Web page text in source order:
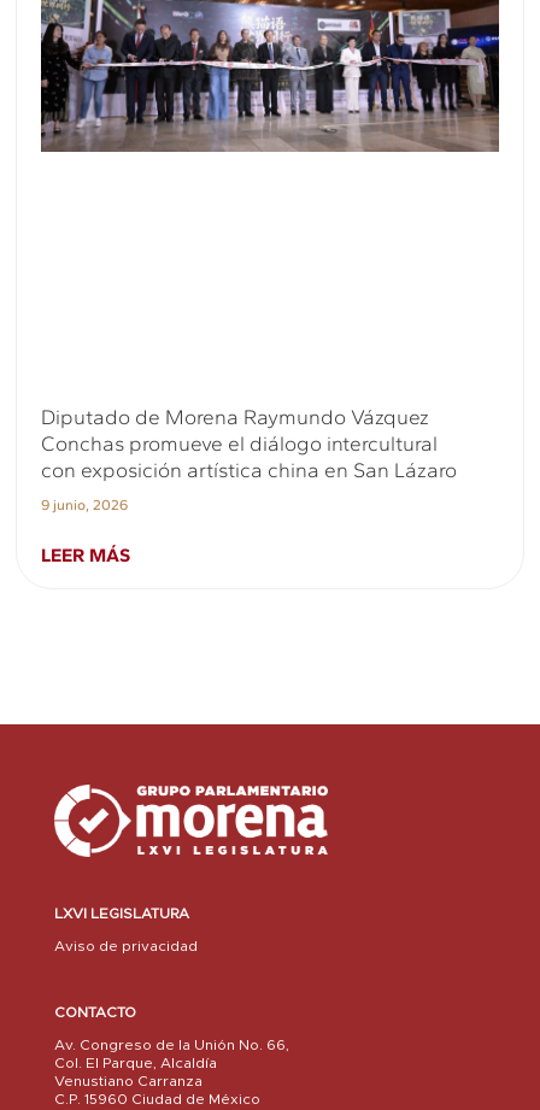
Diputado de Morena Raymundo Vázquez
Conchas promueve el diálogo intercultural
con exposición artística china en San Lázaro
9 junio, 2026
LEER MÁS
LXVI LEGISLATURA
Aviso de privacidad
CONTACTO
Av. Congreso de la Unión No. 66,
Col. El Parque, Alcaldía
Venustiano Carranza
C.P. 15960 Ciudad de México